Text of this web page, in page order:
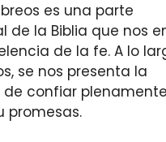
es una parte
de la Biblia que nos
de la fe. A lo
se nos presenta la
confiar
promesas.